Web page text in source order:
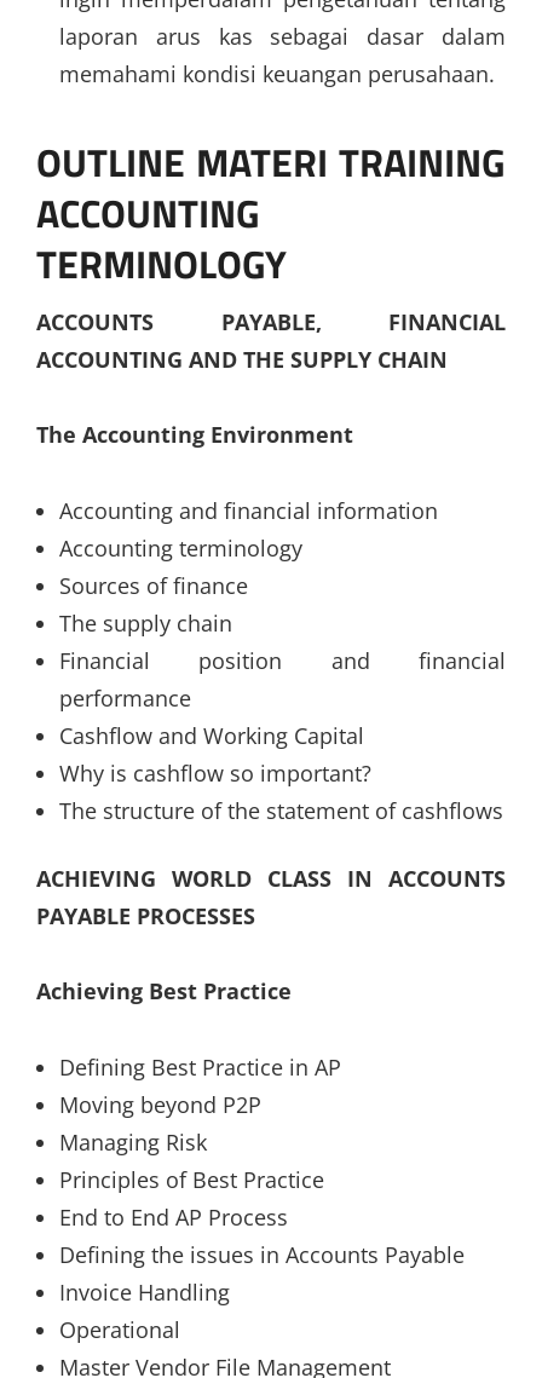
laporan arus kas sebagai dasar dalam
memahami kondisi keuangan perusahaan.
OUTLINE MATERI TRAINING
ACCOUNTING
TERMINOLOGY
ACCOUNTS PAYABLE, FINANCIAL
ACCOUNTING AND THE SUPPLY CHAIN
The Accounting Environment
Accounting and financial information
Accounting terminology
Sources of finance
The supply chain
Financial position and financial
performance
Cashflow and Working Capital
Why is cashflow so important?
The structure of the statement of cashflows
ACHIEVING WORLD CLASS IN ACCOUNTS
PAYABLE PROCESSES
Achieving Best Practice
Defining Best Practice in AP
Moving beyond P2P
Managing Risk
Principles of Best Practice
End to End AP Process
Defining the issues in Accounts Payable
Invoice Handling
Operational
Master Vendor File Management